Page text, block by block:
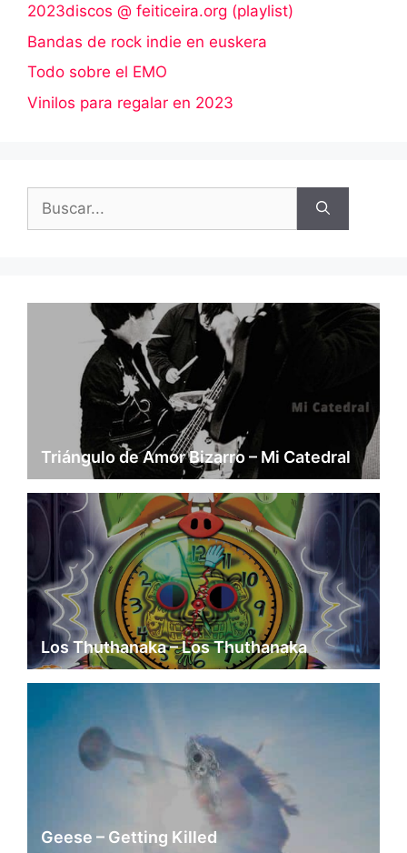
2023discos @ feiticeira.org (playlist)
Bandas de rock indie en euskera
Todo sobre el EMO
Vinilos para regalar en 2023
Triángulo de Amor Bizarro – Mi Catedral
Los Thuthanaka – Los Thuthanaka
Geese – Getting Killed